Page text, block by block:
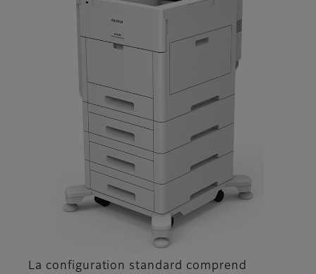
La configuration standard comprend